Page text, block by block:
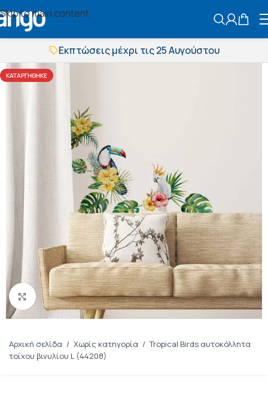
Skip to main content
Εκπτώσεις μέχρι τις 25 Αυγούστου
Δωρεάν μεταφορικά
Δωρεάν μεταφορικά
BOXNOW αποστολή
Άμεση παράδοση
ΚΑΤΑΡΓΉΘΗΚΕ
Πατήστε για μεγέθυνση
Αρχική σελίδα / Χωρίς κατηγορία / Tropical Birds αυτοκόλλητα
τοίχου βινυλίου L (44208)